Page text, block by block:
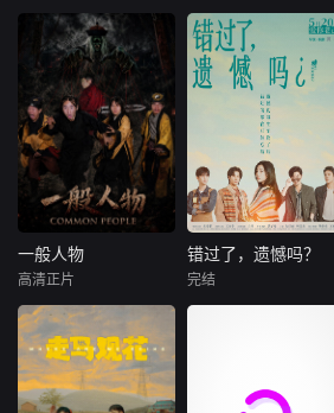
一般人物
马朕
袁小道怀揣成为网
红的梦想创作短视
频，并与周小乙等
一般人物
高清正片
错过了，遗憾吗？
失恋后的她在发疯
错过了，遗憾吗？
完结